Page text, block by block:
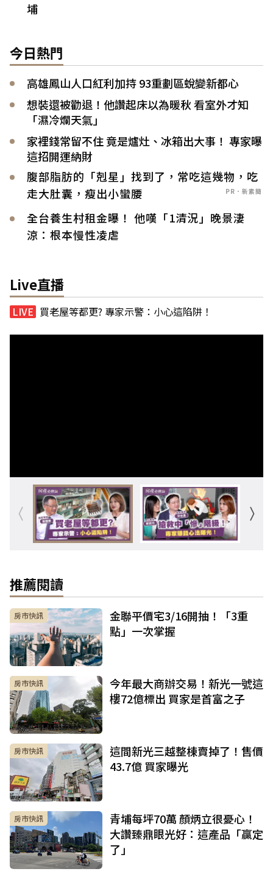
埔
今日熱門
高雄鳳山人口紅利加持 93重劃區蛻變新都心
想裝還被勸退！他讚起床以為暖秋 看室外才知
「濕冷爛天氣」
家裡錢常留不住 竟是爐灶、冰箱出大事！ 專家曝
這招開運納財
腹部脂肪的「剋星」找到了，常吃這幾物，吃
走大肚囊，瘦出小蠻腰
PR．新素簡
全台養生村租金曝！ 他嘆「1清況」晚景淒
涼：根本慢性凌虐
Live直播
買老屋等都更? 專家示警：小心這陷阱！
推薦閱讀
房市快訊
金聯平價宅3/16開抽！「3重
點」一次掌握
房市快訊
今年最大商辦交易！新光一號這
樓72億標出 買家是首富之子
房市快訊
這間新光三越整棟賣掉了！售價
43.7億 買家曝光
房市快訊
青埔每坪70萬 顏炳立很憂心！
大讚臻鼎眼光好：這產品「贏定
了」